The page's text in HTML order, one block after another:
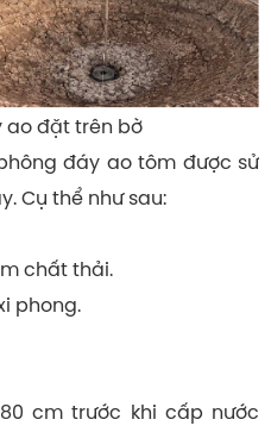
ao đặt trên bờ
đáy ao tôm được sử
Cụ thể như sau:
chất thải.
phong.
cm trước khi cấp nước